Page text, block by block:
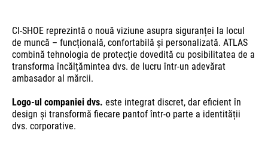
CI-SHOE reprezintă o nouă viziune asupra siguranței la locul
de muncă – funcțională, confortabilă și personalizată. ATLAS
combină tehnologia de protecție dovedită cu posibilitatea de a
transforma încălțămintea dvs. de lucru într-un adevărat
ambasador al mărcii.
Logo-ul companiei dvs. este integrat discret, dar eficient în
design și transformă fiecare pantof într-o parte a identității
dvs. corporative.